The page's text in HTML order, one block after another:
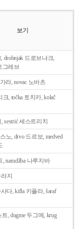
보기
drobnjak 드로브냐크,
그레브
라, novac 노바츠
크, točka 토치카, kolač
sestrić 세스트리치
노, drvo 드르보, medved
, narudžba 나루지바
지
사다, kifla 키플라, šaraf
트, dugme 두그메, krug